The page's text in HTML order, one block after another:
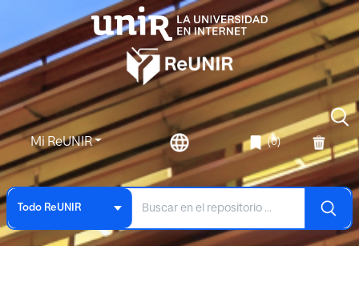
Mi ReUNIR (0)
Todo ReUNIR